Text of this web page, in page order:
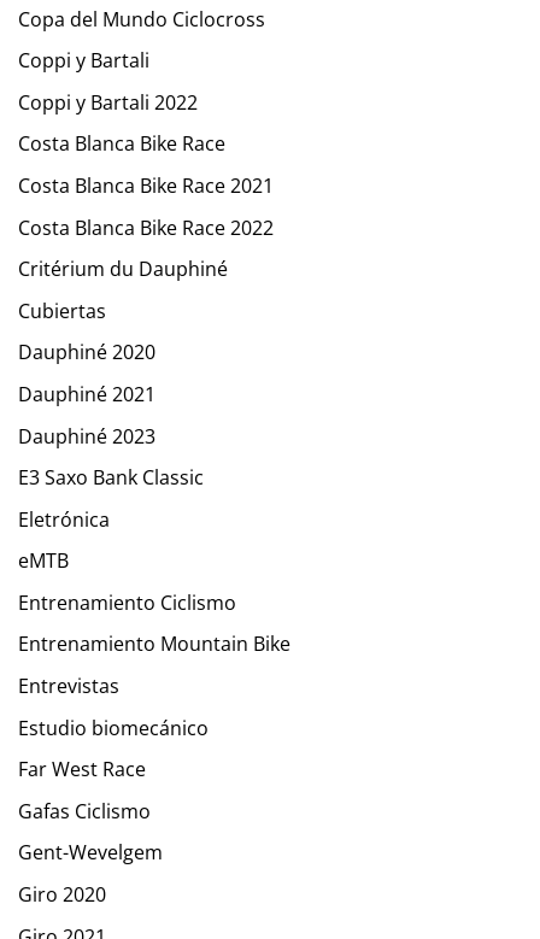
Copa del Mundo Ciclocross
Coppi y Bartali
Coppi y Bartali 2022
Costa Blanca Bike Race
Costa Blanca Bike Race 2021
Costa Blanca Bike Race 2022
Critérium du Dauphiné
Cubiertas
Dauphiné 2020
Dauphiné 2021
Dauphiné 2023
E3 Saxo Bank Classic
Eletrónica
eMTB
Entrenamiento Ciclismo
Entrenamiento Mountain Bike
Entrevistas
Estudio biomecánico
Far West Race
Gafas Ciclismo
Gent-Wevelgem
Giro 2020